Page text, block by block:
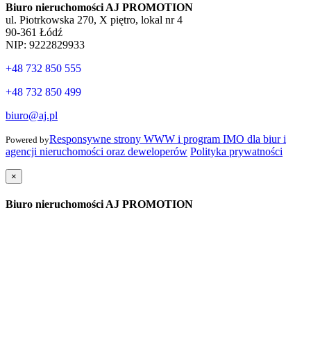
Biuro nieruchomości AJ PROMOTION
ul. Piotrkowska 270, X piętro, lokal nr 4
90-361 Łódź
NIP: 9222829933
+48 732 850 555
+48 732 850 499
biuro@aj.pl
Powered byResponsywne strony WWW i program IMO dla biur i
agencji nieruchomości oraz deweloperów Polityka prywatności
×
Biuro nieruchomości AJ PROMOTION